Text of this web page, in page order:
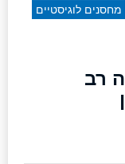
רב
מחסנים לוגיסטיים